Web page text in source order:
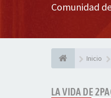
Comunidad
Inicio
LA VIDA DE